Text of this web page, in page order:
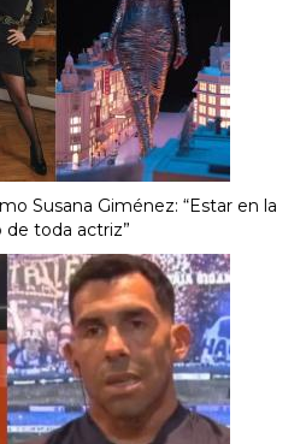
Susana Giménez: “Estar en la
de toda actriz”